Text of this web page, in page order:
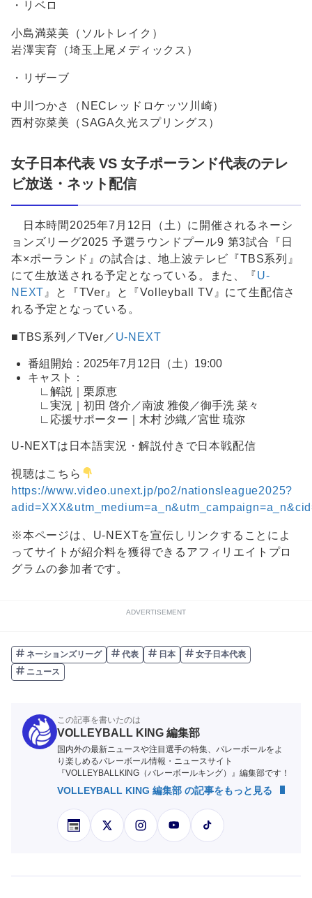
・リベロ
小島満菜美（ソルトレイク）
岩澤実育（埼玉上尾メディックス）
・リザーブ
中川つかさ（NECレッドロケッツ川崎）
西村弥菜美（SAGA久光スプリングス）
女子日本代表 VS 女子ポーランド代表のテレ
ビ放送・ネット配信
日本時間2025年7月12日（土）に開催されるネーシ
ョンズリーグ2025 予選ラウンドプール9 第3試合『日
本×ポーランド』の試合は、地上波テレビ『TBS系列』
にて生放送される予定となっている。また、『U-
NEXT 』と『TVer』と『Volleyball TV』にて生配信さ
れる予定となっている。
■TBS系列／TVer／ U-NEXT
番組開始：2025年7月12日（土）19:00
キャスト：
∟解説｜栗原恵
∟実況｜初田 啓介／南波 雅俊／御手洗 菜々
∟応援サポーター｜木村 沙織／宮世 琉弥
U-NEXTは日本語実況・解説付きで日本戦配信
視聴はこちら
https://www.video.unext.jp/po2/nationsleague2025?
※本ページは、U-NEXTを宣伝しリンクすることによ
ってサイトが紹介料を獲得できるアフィリエイトプロ
グラムの参加者です。
ADVERTISEMENT
ネーションズリーグ 代表 日本
女子日本代表
ニュース
この記事を書いたのは
VOLLEYBALL KING 編集部
国内外の最新ニュースや注目選手の特集、バレーボールをよ
り楽しめるバレーボール情報・ニュースサイト
『VOLLEYBALLKING（バレーボールキング）』編集部です！
VOLLEYBALL KING 編集部 の記事をもっと見る